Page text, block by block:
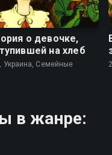
7.1
о девочке,
на хлеб
1986, Украина, Семейные
в жанре: